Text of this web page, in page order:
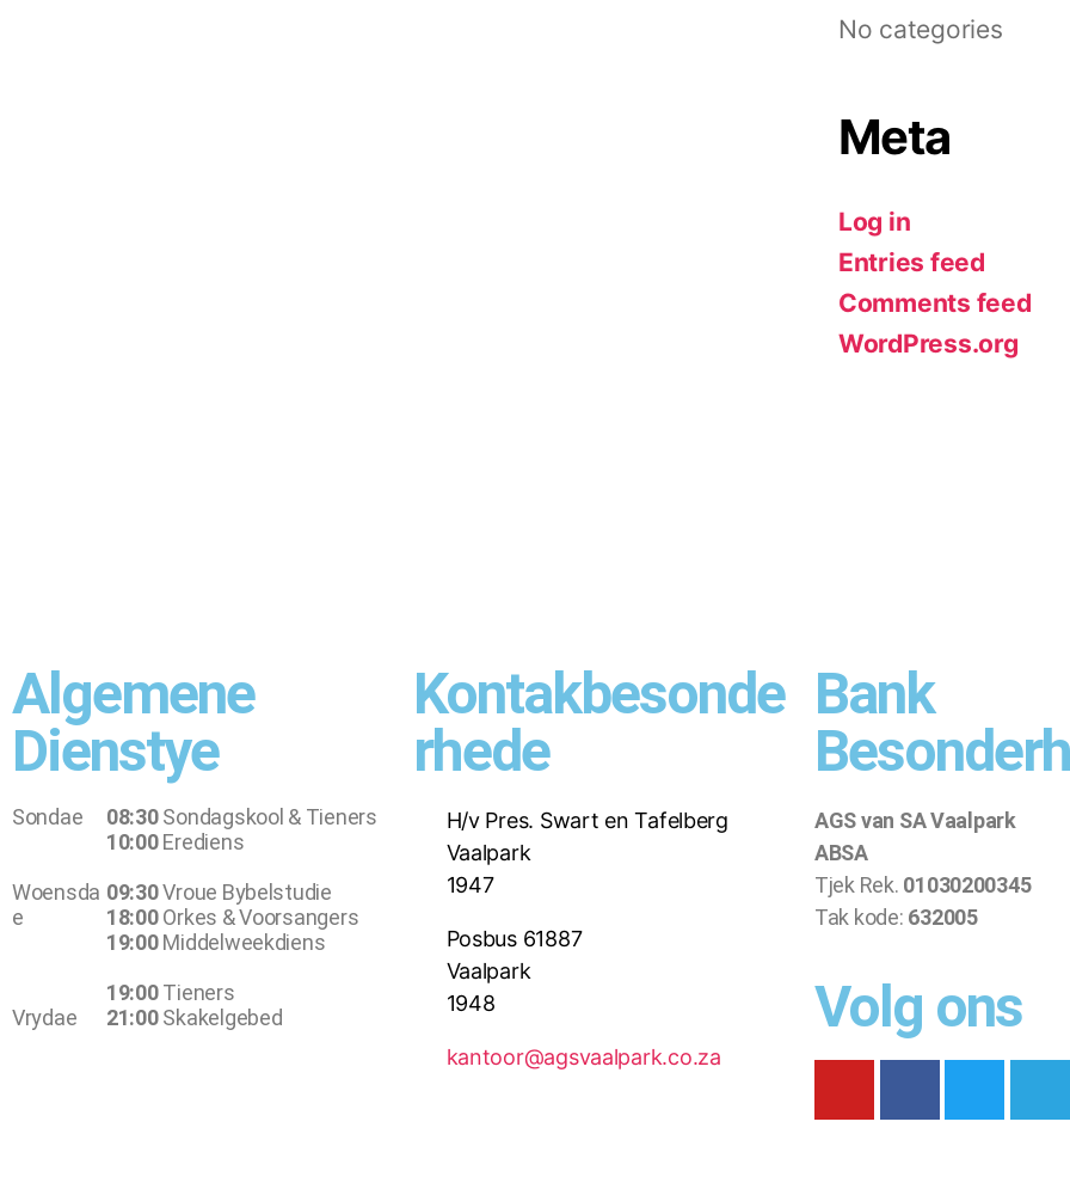
No categories
Meta
Log in
Entries feed
Comments feed
WordPress.org
Algemene
Dienstye
Sondae
Woensda
e
Vrydae
08:30
10:00
09:30
18:00
19:00
19:00
21:00
Sondagskool & Tieners
Erediens
Vroue Bybelstudie
Orkes & Voorsangers
Middelweekdiens
Tieners
Skakelgebed
Kontakbesonde
rhede
H/v Pres. Swart en Tafelberg
Vaalpark
1947
Posbus 61887
Vaalpark
1948
kantoor@agsvaalpark.co.za
Bank
AGS van SA Vaalpark
ABSA
Tjek Rek. 01030200345
Tak kode: 632005
Volg ons